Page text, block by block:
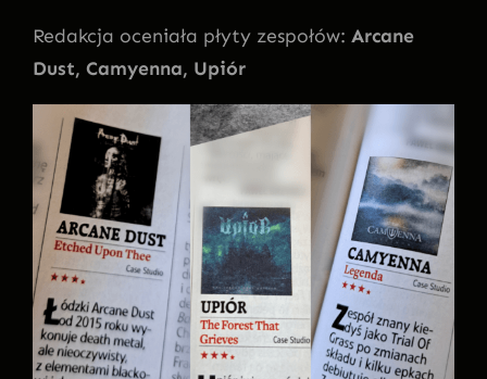
Redakcja oceniała płyty zespołów: Arcane
Dust, Camyenna, Upiór